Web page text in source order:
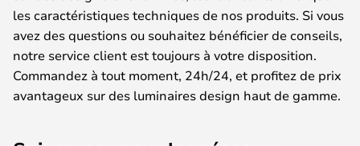
les caractéristiques techniques de nos produits. Si vous
avez des questions ou souhaitez bénéficier de conseils,
notre service client est toujours à votre disposition.
Commandez à tout moment, 24h/24, et profitez de prix
avantageux sur des luminaires design haut de gamme.